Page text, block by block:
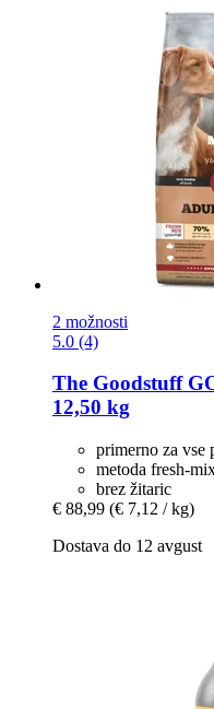
2 možnosti
5.0 (4)
The Goodstuff
12,50 kg
primerno za vse
metoda fresh-
brez žitaric
€ 88,99 (€ 7,12 / kg)
Dostava do 12 avgust